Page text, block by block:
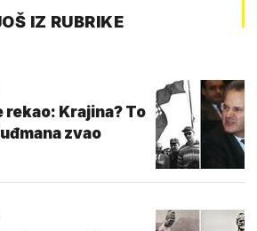
IZ RUBRIKE
rekao: Krajina? To
zvao